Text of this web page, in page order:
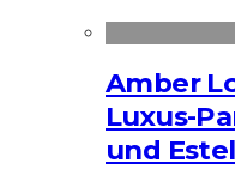
Amber
Luxus-
und